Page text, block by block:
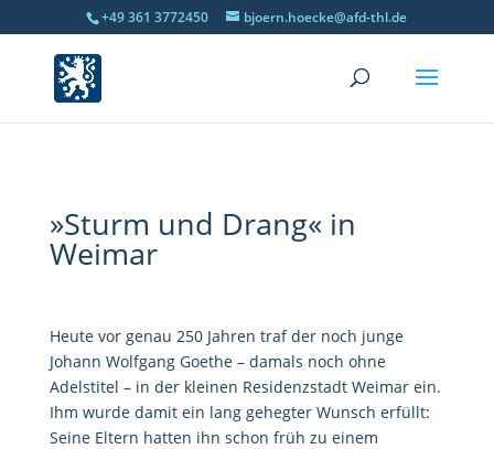
+49 361 3772450 bjoern.hoecke@afd-thl.de
»Sturm und Drang« in
Weimar
Heute vor genau 250 Jahren traf der noch junge
Johann Wolfgang Goethe – damals noch ohne
Adelstitel – in der kleinen Residenzstadt Weimar ein.
Ihm wurde damit ein lang gehegter Wunsch erfüllt:
Seine Eltern hatten ihn schon früh zu einem